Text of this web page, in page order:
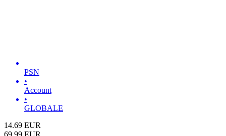
PSN
•
Account
•
GLOBALE
14.69 EUR